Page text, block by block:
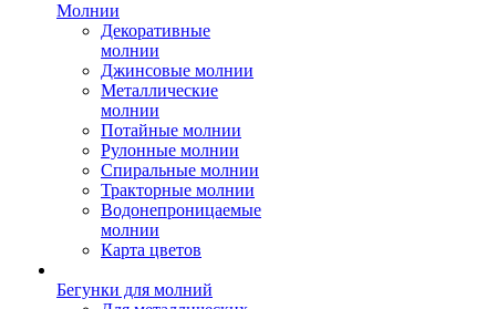
Молнии
Декоративные
молнии
Джинсовые молнии
Металлические
молнии
Потайные молнии
Рулонные молнии
Спиральные молнии
Тракторные молнии
Водонепроницаемые
молнии
Карта цветов
Бегунки для молний